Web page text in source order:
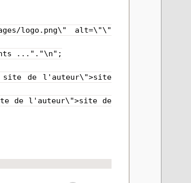
logo.png\" alt=\"\"
..."."\n";
de l'auteur\">site
de l'auteur\">site de